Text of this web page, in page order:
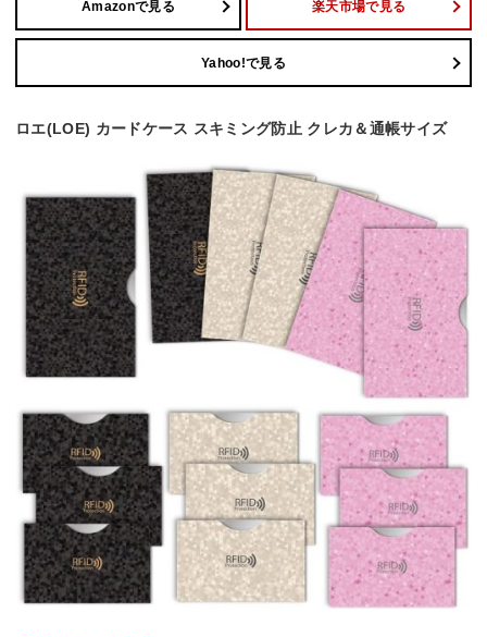
Amazonで見る 楽天市場で見る
Yahoo!で見る
ロエ(LOE) カードケース スキミング防止 クレカ＆通帳サイズ